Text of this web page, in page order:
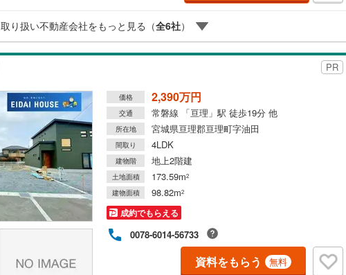
しください。営業時間:10:00～18:00（定休日火・水曜日※店舗により変動あ
取り扱い不動産会社をもっと見る（全6社）
PR
価格 2,390万円
交通 常磐線 「亘理」駅 徒歩19分 他
所在地 宮城県亘理郡亘理町字油田
間取り 4LDK
建物階 地上2階建
土地面積 173.59m2
建物面積 98.82m2
成約でもらえる
0078-6014-56733
資料をもらう 無料